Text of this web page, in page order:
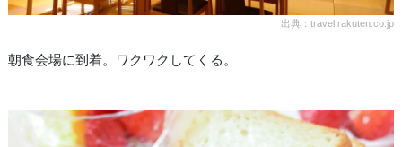
出典：travel.rakuten.co.jp
朝食会場に到着。ワクワクしてくる。